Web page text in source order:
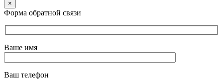
×
Форма обратной связи
Ваше имя
Ваш телефон